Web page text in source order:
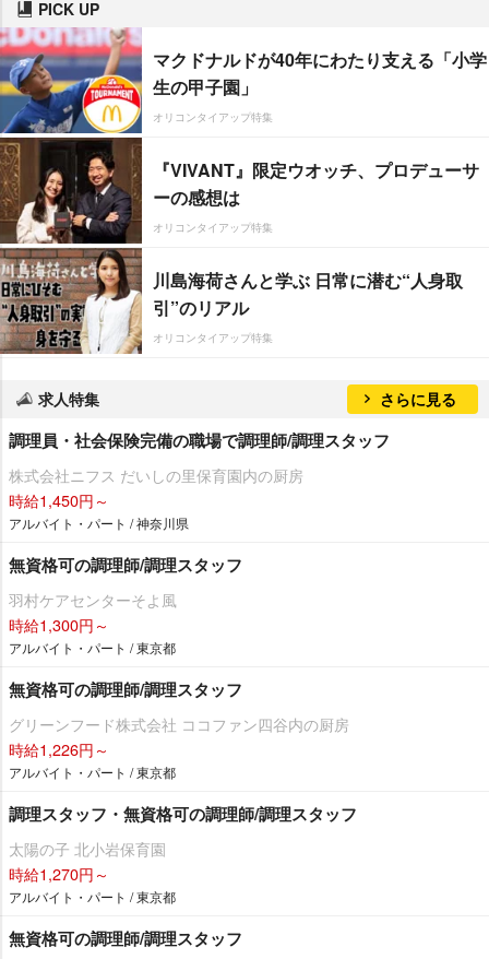
PICK UP
マクドナルドが40年にわたり支える「小学
生の甲子園」
オリコンタイアップ特集
『VIVANT』限定ウオッチ、プロデューサ
ーの感想は
オリコンタイアップ特集
川島海荷さんと学ぶ 日常に潜む“人身取
引”のリアル
オリコンタイアップ特集
求人特集 さらに見る
調理員・社会保険完備の職場で調理師/調理スタッフ
株式会社ニフス だいしの里保育園内の厨房
時給1,450円～
アルバイト・パート / 神奈川県
無資格可の調理師/調理スタッフ
羽村ケアセンターそよ風
時給1,300円～
アルバイト・パート / 東京都
無資格可の調理師/調理スタッフ
グリーンフード株式会社 ココファン四谷内の厨房
時給1,226円～
アルバイト・パート / 東京都
調理スタッフ・無資格可の調理師/調理スタッフ
太陽の子 北小岩保育園
時給1,270円～
アルバイト・パート / 東京都
無資格可の調理師/調理スタッフ